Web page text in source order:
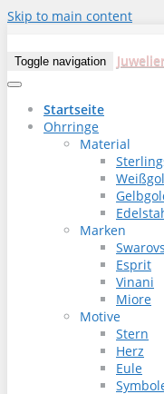
Skip to main content
Toggle navigation
Startseite
Ohrringe
Material
Marken
Esprit
Vinani
Miore
Motive
Stern
Herz
Eule